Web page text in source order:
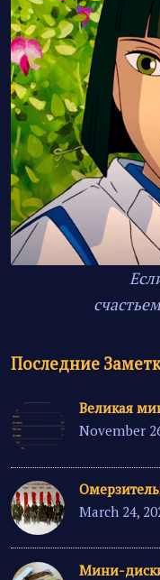
Последние
Великая
November
March 24,
Мини-